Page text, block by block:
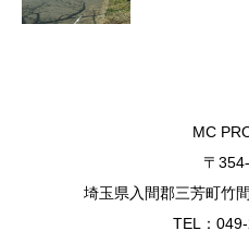
MC
〒
埼玉県入間郡三芳町竹
TEL：